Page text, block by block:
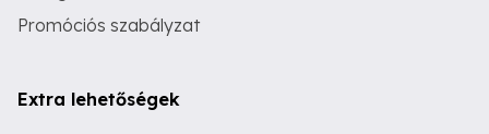
Promóciós szabályzat
Extra lehetőségek